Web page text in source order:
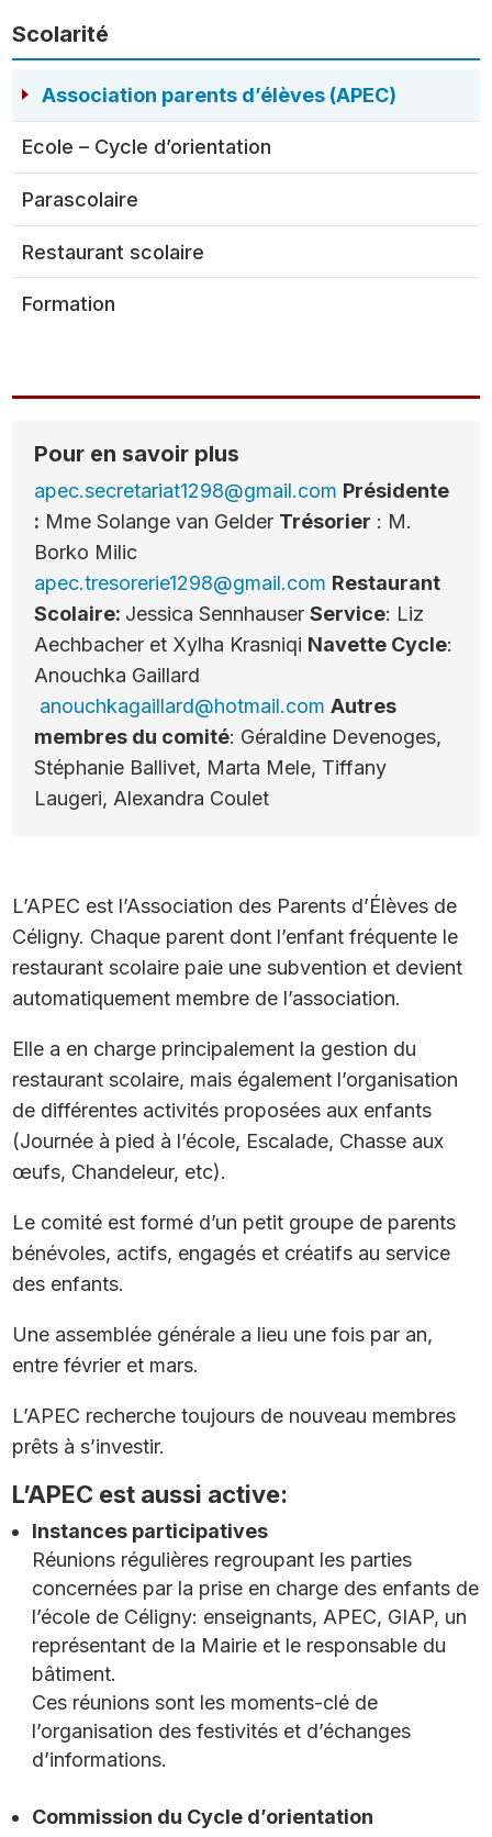
Scolarité
Association parents d’élèves (APEC)
Ecole – Cycle d’orientation
Parascolaire
Restaurant scolaire
Formation
Pour en savoir plus
apec.secretariat1298@gmail.com Présidente
: Mme Solange van Gelder Trésorier : M.
Borko Milic
apec.tresorerie1298@gmail.com Restaurant
Scolaire: Jessica SennhauserService: Liz
Aechbacher et Xylha Krasniqi Navette Cycle:
Anouchka Gaillard
anouchkagaillard@hotmail.com Autres
membres du comité: Géraldine Devenoges,
Stéphanie Ballivet, Marta Mele, Tiffany
Laugeri, Alexandra Coulet
L’APEC est l’Association des Parents d’Élèves de
Céligny. Chaque parent dont l’enfant fréquente le
restaurant scolaire paie une subvention et devient
automatiquement membre de l’association.
Elle a en charge principalement la gestion du
restaurant scolaire, mais également l’organisation
de différentes activités proposées aux enfants
(Journée à pied à l’école, Escalade, Chasse aux
œufs, Chandeleur, etc).
Le comité est formé d’un petit groupe de parents
bénévoles, actifs, engagés et créatifs au service
des enfants.
Une assemblée générale a lieu une fois par an,
entre février et mars.
L’APEC recherche toujours de nouveau membres
prêts à s’investir.
L’APEC est aussi active:
Instances participatives
Réunions régulières regroupant les parties
concernées par la prise en charge des enfants de
l’école de Céligny: enseignants, APEC, GIAP, un
représentant de la Mairie et le responsable du
bâtiment.
Ces réunions sont les moments-clé de
l’organisation des festivités et d’échanges
d’informations.
Commission du Cycle d’orientation